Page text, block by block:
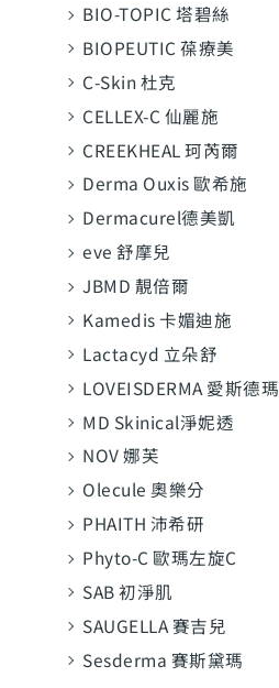
BIO-TOPIC 塔碧絲
BIOPEUTIC 葆療美
C-Skin 杜克
CELLEX-C 仙麗施
CREEKHEAL 珂芮爾
Derma Ouxis 歐希施
Dermacurel德美凱
eve 舒摩兒
JBMD 靚倍爾
Kamedis 卡媚迪施
Lactacyd 立朵舒
LOVEISDERMA 愛斯德瑪
MD Skinical淨妮透
NOV 娜芙
Olecule 奧樂分
PHAITH 沛希研
Phyto-C 歐瑪左旋C
SAB 初淨肌
SAUGELLA 賽吉兒
Sesderma 賽斯黛瑪